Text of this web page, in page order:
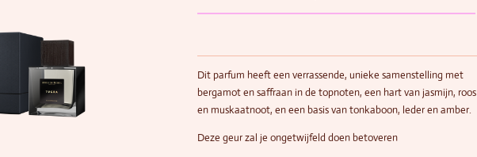
Dit parfum heeft een verrassende, unieke samenstelling met
bergamot en saffraan in de topnoten, een hart van jasmijn, roos
en muskaatnoot, en een basis van tonkaboon, leder en amber.
Deze geur zal je ongetwijfeld doen betoveren